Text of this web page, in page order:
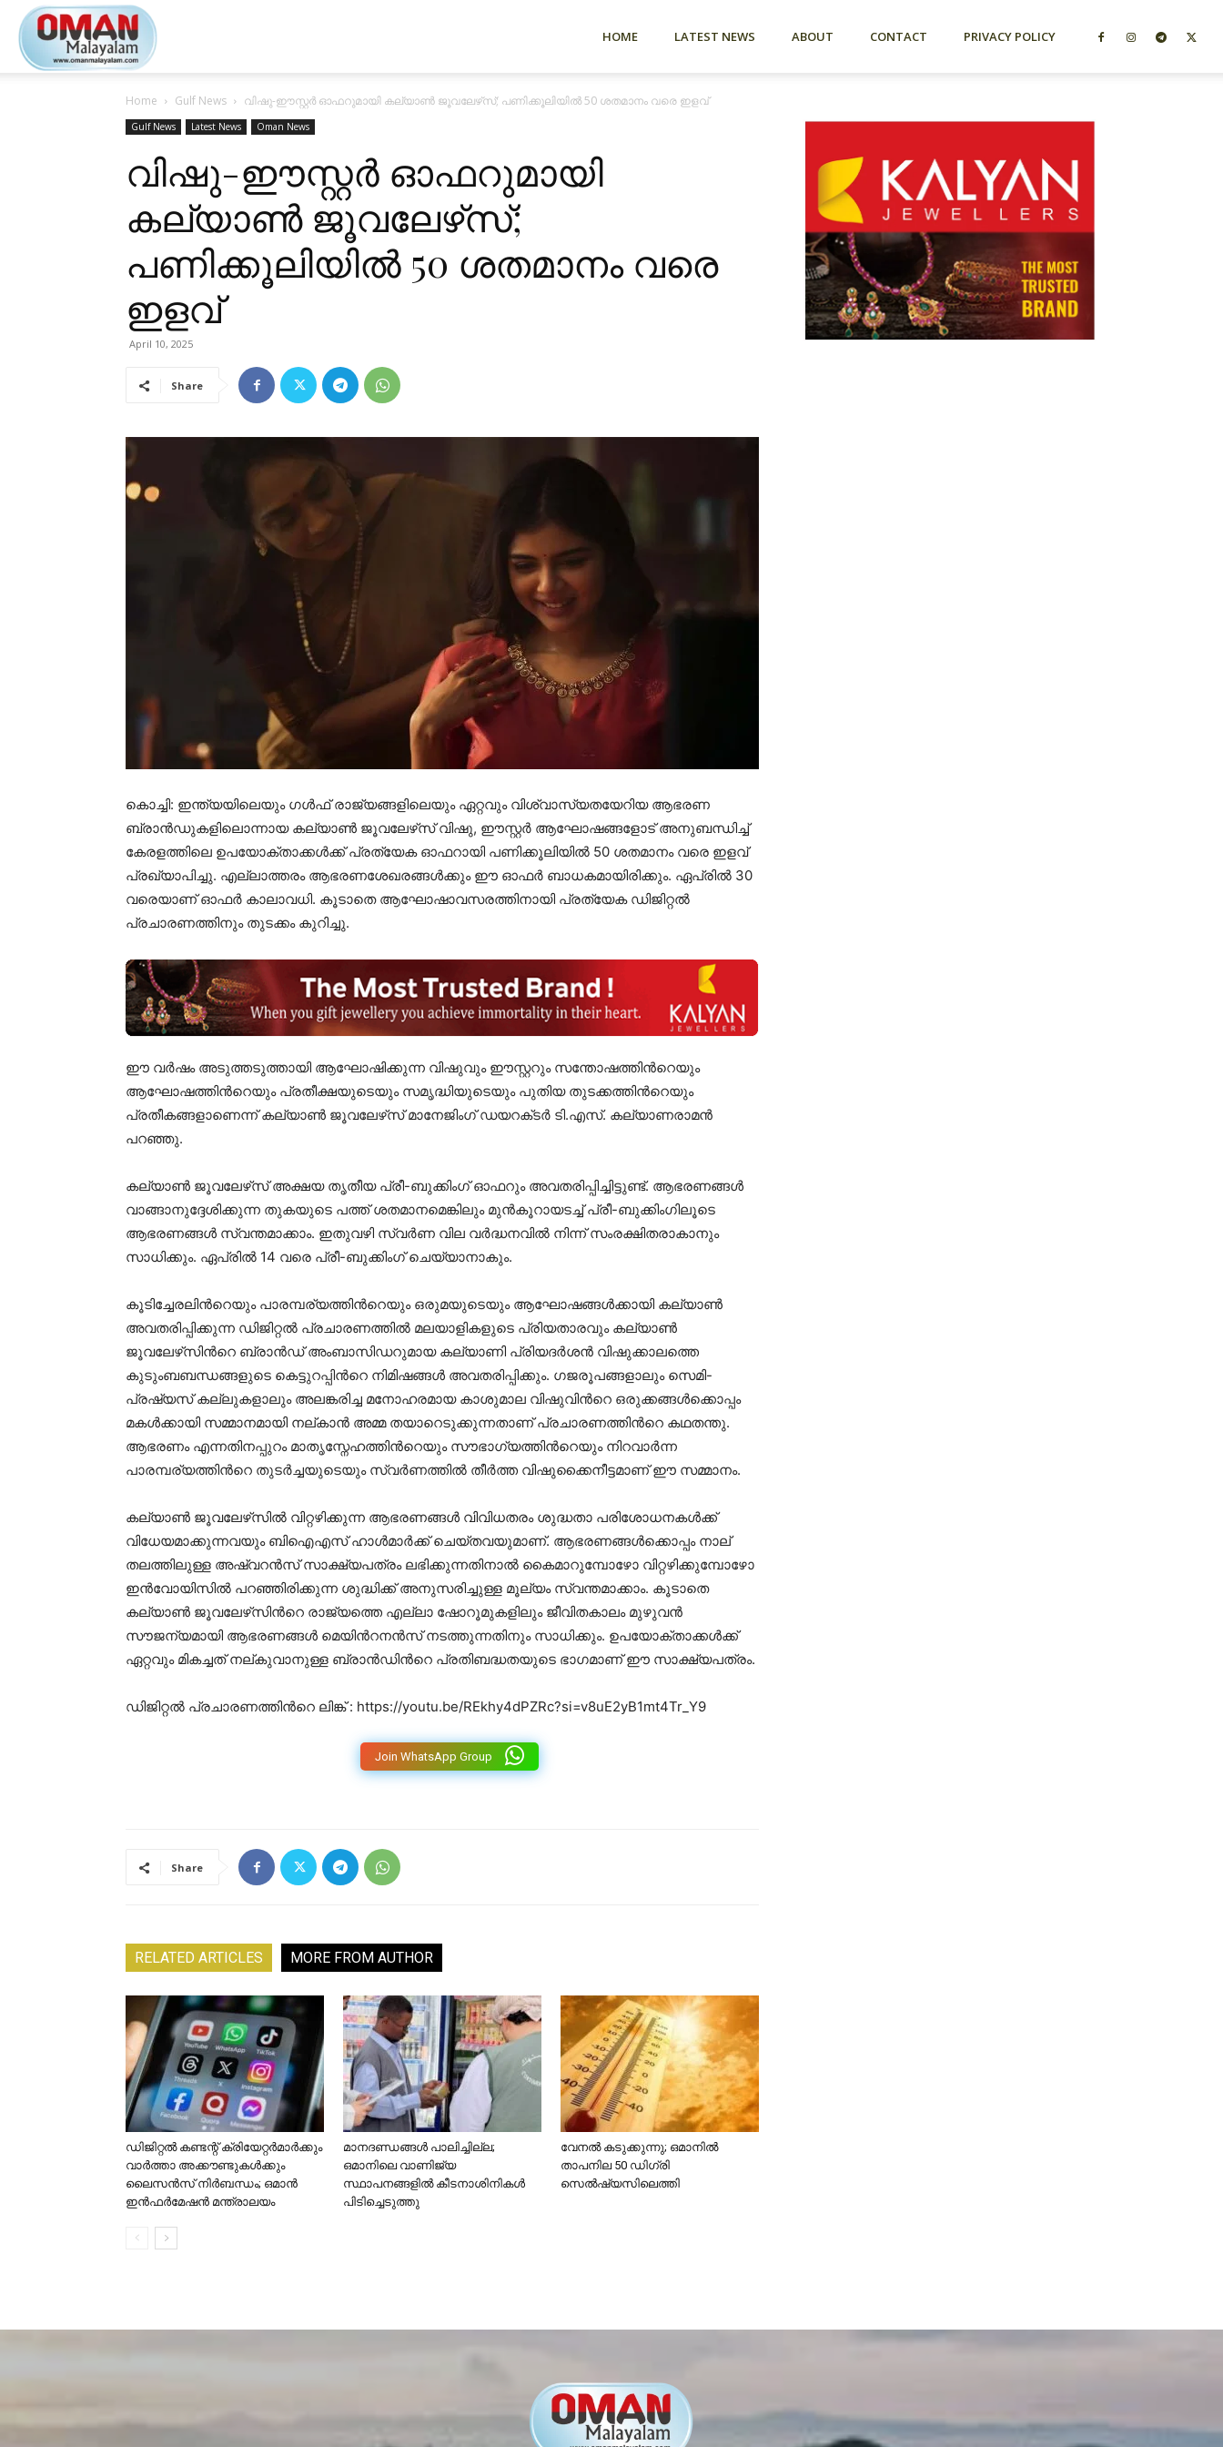
Malayalam
HOME LATEST NEWS ABOUT CONTACT PRIVACY POLICY
Home Gulf News വിഷു-ഈസ്റ്റർ ഓഫറുമായി കല്യാൺ ജൂവലേഴ്‌സ്; പണിക്കൂലിയിൽ 50 ശതമാനം വരെ ഇളവ്
Gulf News Latest News Oman News
വിഷു-ഈസ്റ്റർ ഓഫറുമായി
കല്യാൺ ജൂവലേഴ്‌സ്;
പണിക്കൂലിയിൽ 50 ശതമാനം വരെ
ഇളവ്
April 10, 2025
Share
കൊച്ചി: ഇന്ത്യയിലെയും ഗൾഫ് രാജ്യങ്ങളിലെയും ഏറ്റവും വിശ്വാസ്യതയേറിയ ആഭരണ
ബ്രാൻഡുകളിലൊന്നായ കല്യാൺ ജൂവലേഴ്‌സ് വിഷു, ഈസ്റ്റർ ആഘോഷങ്ങളോട് അനുബന്ധിച്ച്
കേരളത്തിലെ ഉപയോക്താക്കൾക്ക് പ്രത്യേക ഓഫറായി പണിക്കൂലിയിൽ 50 ശതമാനം വരെ ഇളവ്
പ്രഖ്യാപിച്ചു. എല്ലാത്തരം ആഭരണശേഖരങ്ങൾക്കും ഈ ഓഫർ ബാധകമായിരിക്കും. ഏപ്രിൽ 30
വരെയാണ് ഓഫർ കാലാവധി. കൂടാതെ ആഘോഷാവസരത്തിനായി പ്രത്യേക ഡിജിറ്റൽ
പ്രചാരണത്തിനും തുടക്കം കുറിച്ചു.
ഈ വർഷം അടുത്തടുത്തായി ആഘോഷിക്കുന്ന വിഷുവും ഈസ്റ്ററും സന്തോഷത്തിൻറെയും
ആഘോഷത്തിൻറെയും പ്രതീക്ഷയുടെയും സമൃദ്ധിയുടെയും പുതിയ തുടക്കത്തിൻറെയും
പ്രതീകങ്ങളാണെന്ന് കല്യാൺ ജൂവലേഴ്‌സ് മാനേജിംഗ് ഡയറക്‌ടർ ടി.എസ്. കല്യാണരാമൻ
പറഞ്ഞു.
കല്യാൺ ജൂവലേഴ്‌സ് അക്ഷയ തൃതീയ പ്രീ-ബുക്കിംഗ് ഓഫറും അവതരിപ്പിച്ചിട്ടുണ്ട്. ആഭരണങ്ങൾ
വാങ്ങാനുദ്ദേശിക്കുന്ന തുകയുടെ പത്ത് ശതമാനമെങ്കിലും മുൻകൂറായടച്ച് പ്രീ-ബുക്കിംഗിലൂടെ
ആഭരണങ്ങൾ സ്വന്തമാക്കാം. ഇതുവഴി സ്വർണ വില വർദ്ധനവിൽ നിന്ന് സംരക്ഷിതരാകാനും
സാധിക്കും. ഏപ്രിൽ 14 വരെ പ്രീ-ബുക്കിംഗ് ചെയ്യാനാകും.
കൂടിച്ചേരലിൻറെയും പാരമ്പര്യത്തിൻറെയും ഒരുമയുടെയും ആഘോഷങ്ങൾക്കായി കല്യാൺ
അവതരിപ്പിക്കുന്ന ഡിജിറ്റൽ പ്രചാരണത്തിൽ മലയാളികളുടെ പ്രിയതാരവും കല്യാൺ
ജൂവലേഴ്‌സിൻറെ ബ്രാൻഡ് അംബാസിഡറുമായ കല്യാണി പ്രിയദർശൻ വിഷുക്കാലത്തെ
കുടുംബബന്ധങ്ങളുടെ കെട്ടുറപ്പിൻറെ നിമിഷങ്ങൾ അവതരിപ്പിക്കും. ഗജരൂപങ്ങളാലും സെമി-
പ്രഷ്യസ് കല്ലുകളാലും അലങ്കരിച്ച മനോഹരമായ കാശുമാല വിഷുവിൻറെ ഒരുക്കങ്ങൾക്കൊപ്പം
മകൾക്കായി സമ്മാനമായി നല്‌കാൻ അമ്മ തയാറെടുക്കുന്നതാണ് പ്രചാരണത്തിൻറെ കഥതന്തു.
ആഭരണം എന്നതിനപ്പുറം മാതൃസ്നേഹത്തിൻറെയും സൗഭാഗ്യത്തിൻറെയും നിറവാർന്ന
പാരമ്പര്യത്തിൻറെ തുടർച്ചയുടെയും സ്വർണത്തിൽ തീർത്ത വിഷുക്കൈനീട്ടമാണ് ഈ സമ്മാനം.
കല്യാൺ ജൂവലേഴ്‌സിൽ വിറ്റഴിക്കുന്ന ആഭരണങ്ങൾ വിവിധതരം ശുദ്ധതാ പരിശോധനകൾക്ക്
വിധേയമാക്കുന്നവയും ബിഐഎസ് ഹാൾമാർക്ക് ചെയ്‌തവയുമാണ്. ആഭരണങ്ങൾക്കൊപ്പം നാല്
തലത്തിലുള്ള അഷ്വറൻസ് സാക്ഷ്യപത്രം ലഭിക്കുന്നതിനാൽ കൈമാറുമ്പോഴോ വിറ്റഴിക്കുമ്പോഴോ
ഇൻവോയിസിൽ പറഞ്ഞിരിക്കുന്ന ശുദ്ധിക്ക് അനുസരിച്ചുള്ള മൂല്യം സ്വന്തമാക്കാം. കൂടാതെ
കല്യാൺ ജൂവലേഴ്‌സിൻറെ രാജ്യത്തെ എല്ലാ ഷോറൂമുകളിലും ജീവിതകാലം മുഴുവൻ
സൗജന്യമായി ആഭരണങ്ങൾ മെയിൻറനൻസ് നടത്തുന്നതിനും സാധിക്കും. ഉപയോക്താക്കൾക്ക്
ഏറ്റവും മികച്ചത് നല്കുവാനുള്ള ബ്രാൻഡിൻറെ പ്രതിബദ്ധതയുടെ ഭാഗമാണ് ഈ സാക്ഷ്യപത്രം.
ഡിജിറ്റൽ പ്രചാരണത്തിൻറെ ലിങ്ക് : https://youtu.be/REkhy4dPZRc?si=v8uE2yB1mt4Tr_Y9
Join WhatsApp Group
Share
RELATED ARTICLES MORE FROM AUTHOR
ഡിജിറ്റൽ കണ്ടന്റ് ക്രിയേറ്റർമാർക്കും
വാർത്താ അക്കൗണ്ടുകൾക്കും
ലൈസൻസ് നിർബന്ധം; ഒമാൻ
ഇൻഫർമേഷൻ മന്ത്രാലയം
മാനദണ്ഡങ്ങൾ പാലിച്ചില്ല;
ഒമാനിലെ വാണിജ്യ
സ്ഥാപനങ്ങളിൽ കീടനാശിനികൾ
പിടിച്ചെടുത്തു
വേനൽ കടുക്കുന്നു; ഒമാനിൽ
താപനില 50 ഡിഗ്രി
സെൽഷ്യസിലെത്തി